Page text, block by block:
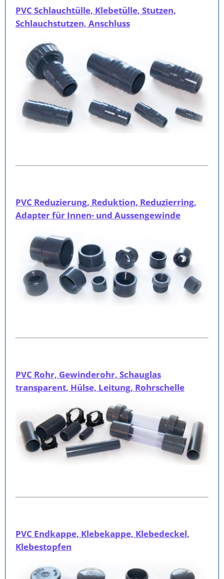
PVC Schlauchtülle, Klebetülle, Stutzen,
Schlauchstutzen, Anschluss
PVC Reduzierung, Reduktion, Reduzierring,
Adapter für Innen- und Aussengewinde
PVC Rohr, Gewinderohr, Schauglas
transparent, Hülse, Leitung, Rohrschelle
PVC Endkappe, Klebekappe, Klebedeckel,
Klebestopfen